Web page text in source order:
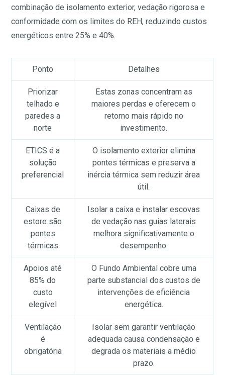
combinação de isolamento exterior, vedação rigorosa e
conformidade com os limites do REH, reduzindo custos
energéticos entre 25% e 40%.
Ponto Detalhes
Priorizar
telhado e
paredes a
norte
Estas zonas concentram as
maiores perdas e oferecem o
retorno mais rápido no
investimento.
ETICS é a
solução
preferencial
O isolamento exterior elimina
pontes térmicas e preserva a
inércia térmica sem reduzir área
útil.
Caixas de
estore são
pontes
térmicas
Isolar a caixa e instalar escovas
de vedação nas guias laterais
melhora significativamente o
desempenho.
Apoios até
85% do
custo
elegível
O Fundo Ambiental cobre uma
parte substancial dos custos de
intervenções de eficiência
energética.
Ventilação
é
obrigatória
Isolar sem garantir ventilação
adequada causa condensação e
degrada os materiais a médio
prazo.